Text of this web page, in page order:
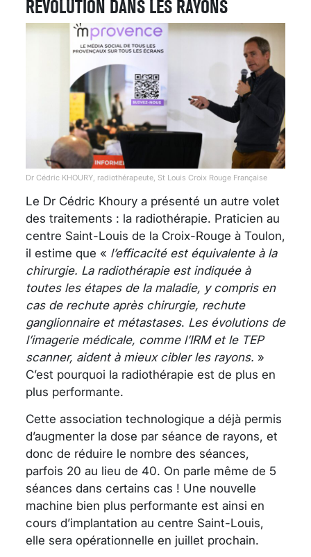
RÉVOLUTION DANS LES RAYONS
Dr Cédric KHOURY, radiothérapeute, St Louis Croix Rouge Française
Le Dr Cédric Khoury a présenté un autre volet
des traitements : la radiothérapie. Praticien au
centre Saint-Louis de la Croix-Rouge à Toulon,
il estime que « l’efficacité est équivalente à la
chirurgie. La radiothérapie est indiquée à
toutes les étapes de la maladie, y compris en
cas de rechute après chirurgie, rechute
ganglionnaire et métastases. Les évolutions de
l’imagerie médicale, comme l’IRM et le TEP
scanner, aident à mieux cibler les rayons. »
C’est pourquoi la radiothérapie est de plus en
plus performante.
Cette association technologique a déjà permis
d’augmenter la dose par séance de rayons, et
donc de réduire le nombre des séances,
parfois 20 au lieu de 40. On parle même de 5
séances dans certains cas ! Une nouvelle
machine bien plus performante est ainsi en
cours d’implantation au centre Saint-Louis,
elle sera opérationnelle en juillet prochain.